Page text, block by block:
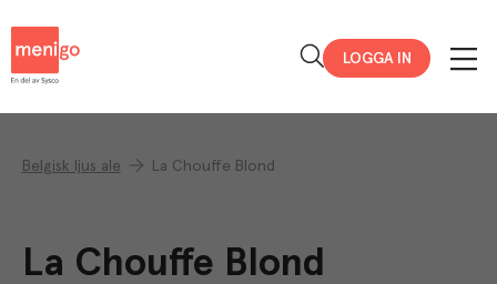
LOGGA IN
Belgisk ljus ale La Chouffe Blond
La Chouffe Blond